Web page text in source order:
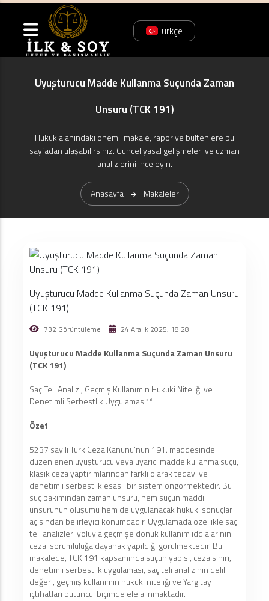
Türkçe
Uyuşturucu Madde Kullanma Suçunda Zaman
Unsuru (TCK 191)
Hukuk alanındaki önemli makale, rapor ve bültenlere bu
sayfadan ulaşabilirsiniz. Güncel yasal gelişmeleri ve uzman
analizlerini inceleyin.
Anasayfa Makaleler
Uyuşturucu Madde Kullanma Suçunda Zaman Unsuru
(TCK 191)
732 Görüntüleme 24 Aralık 2025, 18:28
Uyuşturucu Madde Kullanma Suçunda Zaman Unsuru
(TCK 191)
Saç Teli Analizi, Geçmiş Kullanımın Hukuki Niteliği ve
Denetimli Serbestlik Uygulaması**
Özet
5237 sayılı Türk Ceza Kanunu’nun 191. maddesinde
düzenlenen uyuşturucu veya uyarıcı madde kullanma suçu,
klasik ceza yaptırımlarından farklı olarak tedavi ve
denetimli serbestlik esaslı bir sistem öngörmektedir. Bu
suç bakımından zaman unsuru, hem suçun maddi
unsurunun oluşumu hem de uygulanacak hukuki sonuçlar
açısından belirleyici konumdadır. Uygulamada özellikle saç
teli analizleri yoluyla geçmişe dönük kullanım iddialarının
cezai sorumluluğa dayanak yapıldığı görülmektedir. Bu
makalede, TCK 191 kapsamında suçun yapısı, ceza sınırı,
denetimli serbestlik uygulaması, saç teli analizinin delil
değeri, geçmiş kullanımın hukuki niteliği ve Yargıtay
içtihatları bütüncül biçimde ele alınmaktadır.